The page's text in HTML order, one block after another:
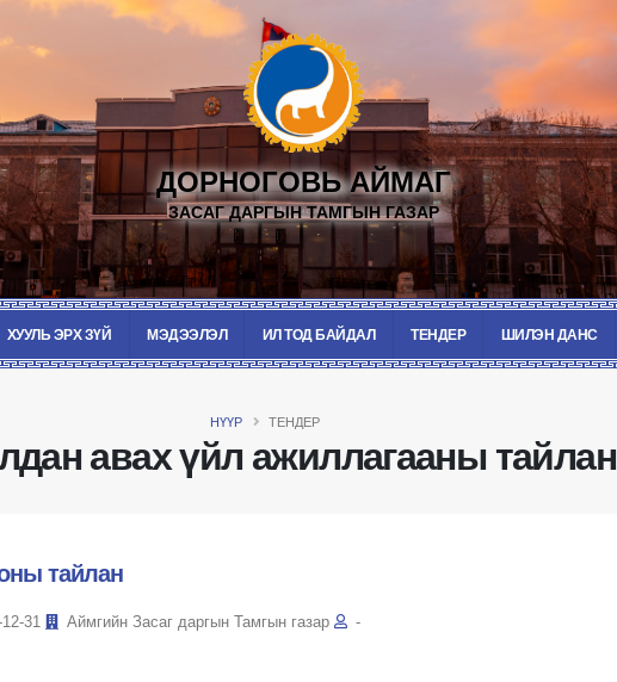
ДОРНОГОВЬ АЙМАГ
ЗАСАГ ДАРГЫН ТАМГЫН ГАЗАР
ХУУЛЬ ЭРХ ЗҮЙ МЭДЭЭЛЭЛ ИЛ ТОД БАЙДАЛ ТЕНДЕР ШИЛЭН ДАНС
НҮҮР ТЕНДЕР
авах үйл ажиллагааны тайлан
тайлан
31 Аймгийн Засаг даргын Тамгын газар -